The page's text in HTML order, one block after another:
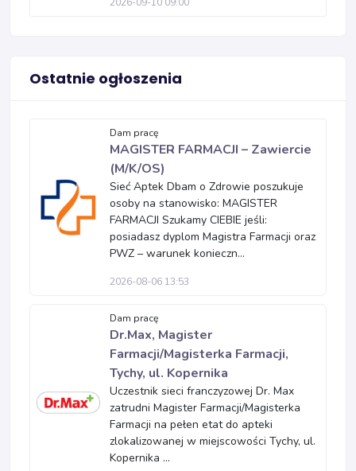
Ostatnie ogłoszenia
Dam pracę
MAGISTER FARMACJI – Zawiercie
(M/K/OS)
Sieć Aptek Dbam o Zdrowie poszukuje
osoby na stanowisko: MAGISTER
FARMACJI Szukamy CIEBIE jeśli:
posiadasz dyplom Magistra Farmacji oraz
PWZ – warunek konieczn...
2026-08-06 13:53
Dam pracę
Dr.Max, Magister
Farmacji/Magisterka Farmacji,
Tychy, ul. Kopernika
Uczestnik sieci franczyzowej Dr. Max
zatrudni Magister Farmacji/Magisterka
Farmacji na pełen etat do apteki
zlokalizowanej w miejscowości Tychy, ul.
Kopernika ...